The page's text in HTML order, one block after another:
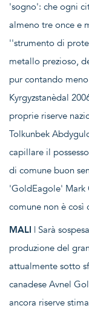
'sogno': che ogni
almeno tre once e
''strumento di
metallo prezioso,
pur contando
Kyrgyzstanèdal
proprie riserve
Tolkunbek
capillare il
di comune buon
'GoldEagole' Mark
comune non è
MALI | Sarà
produzione del
attualmente sotto
canadese Avnel
ancora riserve